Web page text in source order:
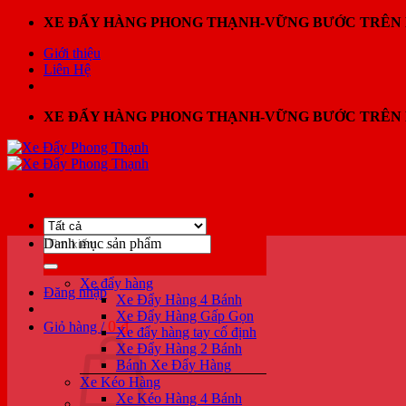
dung
XE ĐẨY HÀNG PHONG THẠNH-VỮNG BƯỚC
Giới thiệu
Liên Hệ
XE ĐẨY HÀNG PHONG THẠNH-VỮNG BƯỚC
Tìm
kiếm:
Đăng nhập
Giỏ hàng / 0₫
Danh mục sản phẩm
Xe đẩy hàng
Xe Đẩy Hàng 4 Bánh
Xe Đẩy Hàng Gấp Gọn
Xe đẩy hàng tay cố định
Xe Đẩy Hàng 2 Bánh
Bánh Xe Đẩy Hàng
Xe Kéo Hàng
Xe Kéo Hàng 4 Bánh